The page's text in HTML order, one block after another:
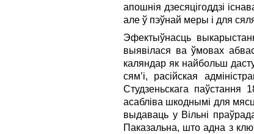
апошнія дзесяцігоддзі
але ў пэўнай меры і для
Эфектыўнасць
выявілася ва ўмовах
каляндар як найбольш
сям’і, расійская
Студзеньскага паўстання
асабліва шкоднымі для
выдаваць у Вільні
Паказальна, што адна з